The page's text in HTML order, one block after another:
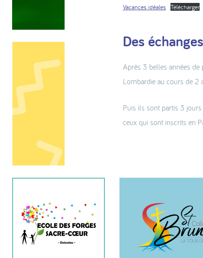
Vacances idéales
Télécharger
Des
Après 3 belles années de
Lombardie au cours de 2
Puis ils sont partis 3
ceux qui sont inscrits en